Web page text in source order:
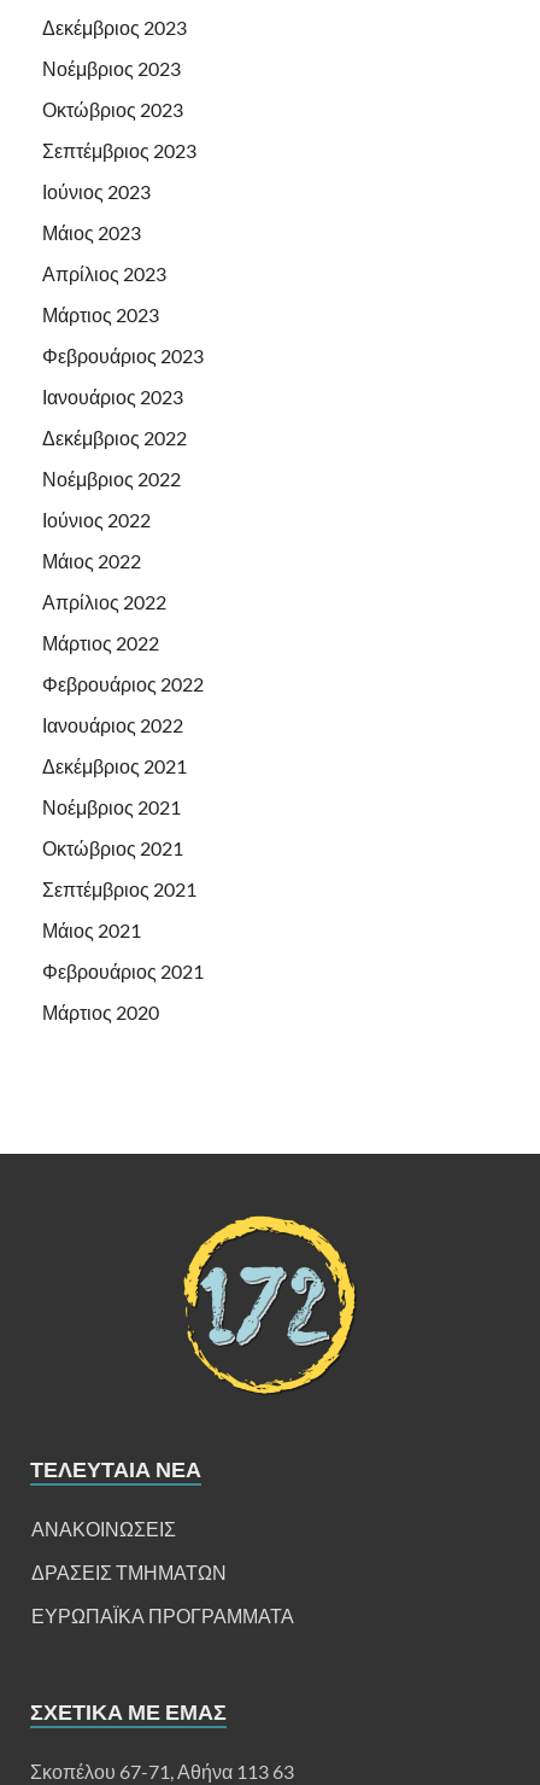
Δεκέμβριος 2023
Νοέμβριος 2023
Οκτώβριος 2023
Σεπτέμβριος 2023
Ιούνιος 2023
Μάιος 2023
Απρίλιος 2023
Μάρτιος 2023
Φεβρουάριος 2023
Ιανουάριος 2023
Δεκέμβριος 2022
Νοέμβριος 2022
Ιούνιος 2022
Μάιος 2022
Απρίλιος 2022
Μάρτιος 2022
Φεβρουάριος 2022
Ιανουάριος 2022
Δεκέμβριος 2021
Νοέμβριος 2021
Οκτώβριος 2021
Σεπτέμβριος 2021
Μάιος 2021
Φεβρουάριος 2021
Μάρτιος 2020
ΤΕΛΕΥΤΑΊΑ ΝΈΑ
ΑΝΑΚΟΙΝΩΣΕΙΣ
ΔΡΑΣΕΙΣ ΤΜΗΜΑΤΩΝ
ΕΥΡΩΠΑΪΚΑ ΠΡΟΓΡΑΜΜΑΤΑ
ΣΧΕΤΙΚΆ ΜΕ ΕΜΆΣ
Σκοπέλου 67-71, Αθήνα 113 63